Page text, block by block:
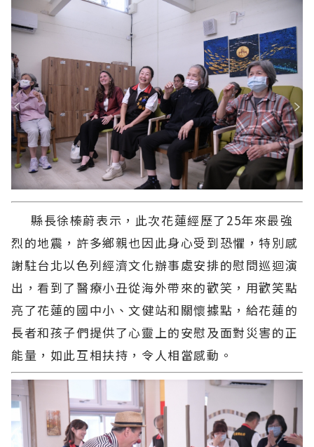
縣長徐榛蔚表示，此次花蓮經歷了25年來最強
烈的地震，許多鄉親也因此身心受到恐懼，特別感
謝駐台北以色列經濟文化辦事處安排的慰問巡迴演
出，看到了醫療小丑從海外帶來的歡笑，用歡笑點
亮了花蓮的國中小、文健站和關懷據點，給花蓮的
長者和孩子們提供了心靈上的安慰及面對災害的正
能量，如此互相扶持，令人相當感動。